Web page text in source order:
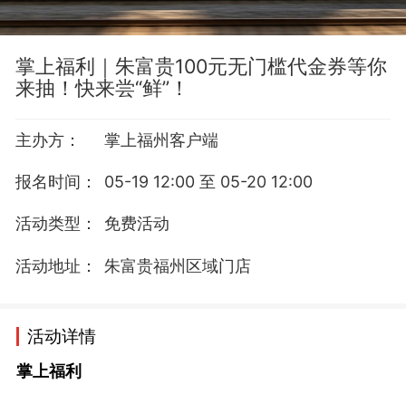
掌上福利｜朱富贵100元无门槛代金券等你
来抽！快来尝“鲜”！
主办方： 掌上福州客户端
报名时间： 05-19 12:00 至 05-20 12:00
活动类型： 免费活动
活动地址： 朱富贵福州区域门店
活动详情
掌上福利